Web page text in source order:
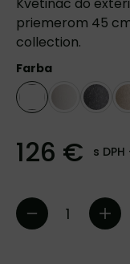
priemerom 45
collection.
Farba
126 € s DPH